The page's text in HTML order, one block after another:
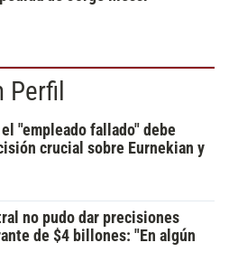
Perfil
"empleado fallado" debe
crucial sobre Eurnekian y
no pudo dar precisiones
de $4 billones: "En algún